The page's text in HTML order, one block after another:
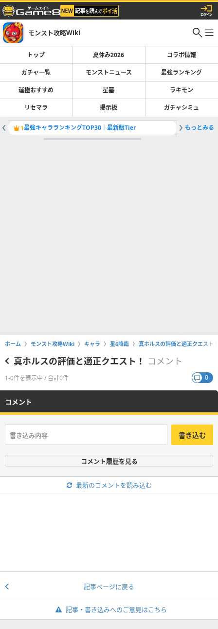
モンスト攻略Wiki
トップ 夏休み2026 コラボ情報
ガチャ一覧 モンストニュース 最強ランキング
運極おすすめ 星墓 ラキモン
リセマラ 掲示板 ガチャシミュ
1最強キャラランキングTOP30｜最新版Tier 2彩獣神
もっとみる
ホーム モンスト攻略Wiki キャラ 星6降臨 真ホルスの評価と適正クエスト
真ホルスの評価と適正クエスト！ コメント
1-0件を表示中 / 合計0件 0
コメント
書き込む
コメント履歴を見る
最新のコメントを読み込む
記事ページに戻る
記事・書き込みへのご意見はこちら